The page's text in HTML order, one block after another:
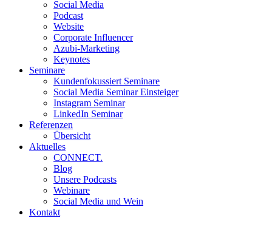
Social Media
Podcast
Website
Corporate Influencer
Azubi-Marketing
Keynotes
Seminare
Kundenfokussiert Seminare
Social Media Seminar Einsteiger
Instagram Seminar
LinkedIn Seminar
Referenzen
Übersicht
Aktuelles
CONNECT.
Blog
Unsere Podcasts
Webinare
Social Media und Wein
Kontakt